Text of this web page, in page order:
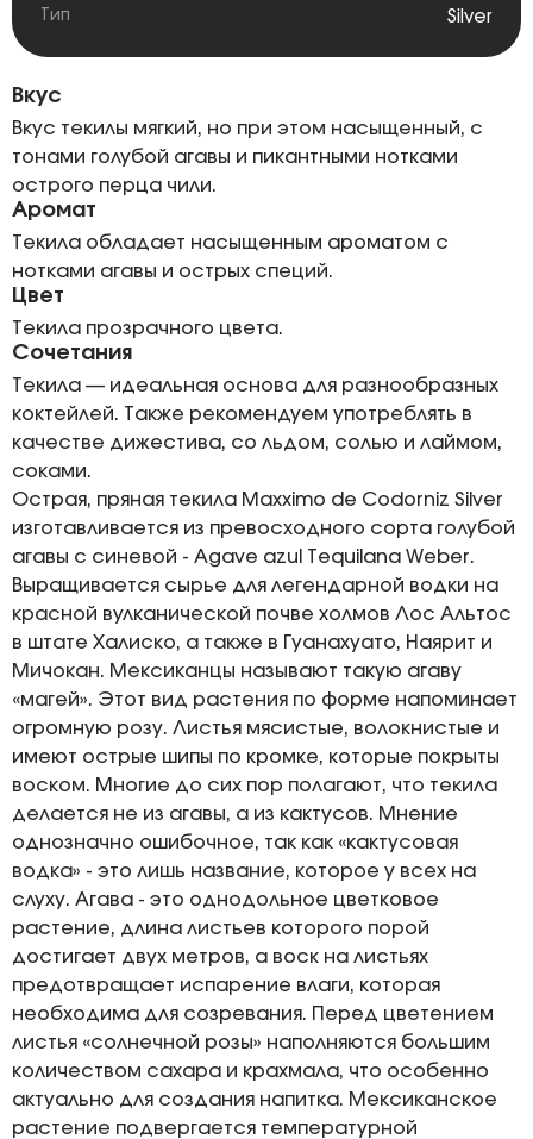
Тип Silver
Вкус
Вкус текилы мягкий, но при этом насыщенный, с
тонами голубой агавы и пикантными нотками
острого перца чили.
Аромат
Текила обладает насыщенным ароматом с
нотками агавы и острых специй.
Цвет
Текила прозрачного цвета.
Сочетания
Текила — идеальная основа для разнообразных
коктейлей. Также рекомендуем употреблять в
качестве дижестива, со льдом, солью и лаймом,
соками.
Острая, пряная текила Maxximo de Codorniz Silver
изготавливается из превосходного сорта голубой
агавы с синевой - Agave azul Tequilana Weber.
Выращивается сырье для легендарной водки на
красной вулканической почве холмов Лос Альтос
в штате Халиско, а также в Гуанахуато, Наярит и
Мичокан. Мексиканцы называют такую агаву
«магей». Этот вид растения по форме напоминает
огромную розу. Листья мясистые, волокнистые и
имеют острые шипы по кромке, которые покрыты
воском. Многие до сих пор полагают, что текила
делается не из агавы, а из кактусов. Мнение
однозначно ошибочное, так как «кактусовая
водка» - это лишь название, которое у всех на
слуху. Агава - это однодольное цветковое
растение, длина листьев которого порой
достигает двух метров, а воск на листьях
предотвращает испарение влаги, которая
необходима для созревания. Перед цветением
листья «солнечной розы» наполняются большим
количеством сахара и крахмала, что особенно
актуально для создания напитка. Мексиканское
растение подвергается температурной